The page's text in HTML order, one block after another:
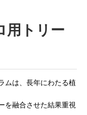
ロ用トリートメ
ナー、セラピス
用トリー
ムは、長年にわたる植
を融合させた結果重視